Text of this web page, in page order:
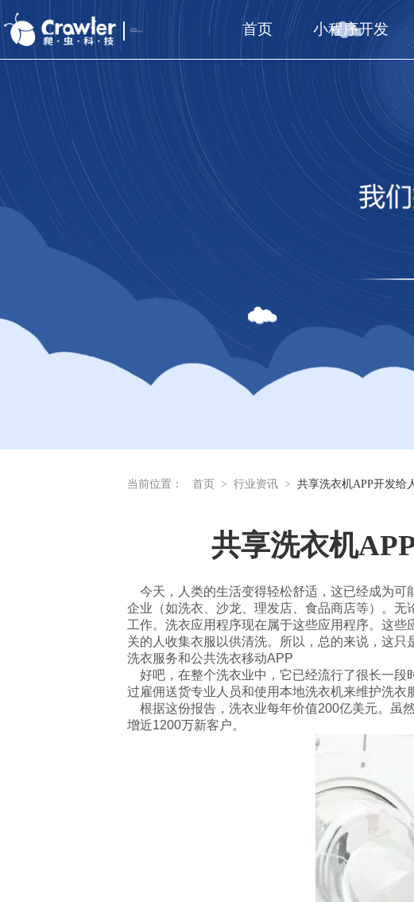
首页 小程序开发
当前位置： 首页 > 行业资讯 > 共享洗衣机APP开发给
共享洗衣机
今天，人类的生活变得轻松舒适，这已经成为可
企业（如洗衣、沙龙、理发店、食品商店等）。
工作。洗衣应用程序现在属于这些应用程序。这
关的人收集衣服以供清洗。所以，总的来说，这只
洗衣服务和公共洗衣移动APP
好吧，在整个洗衣业中，它已经流行了很长一段
过雇佣送货专业人员和使用本地洗衣机来维护洗衣
根据这份报告，洗衣业每年价值200亿美元。虽
增近1200万新客户。